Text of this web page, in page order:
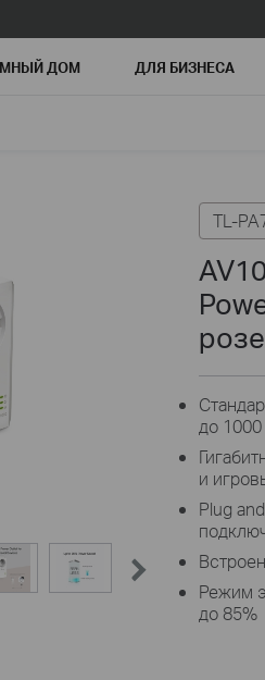
ДОМ ДЛЯ БИЗНЕСА
TL-
до
и
Plug
Режим
до 85%